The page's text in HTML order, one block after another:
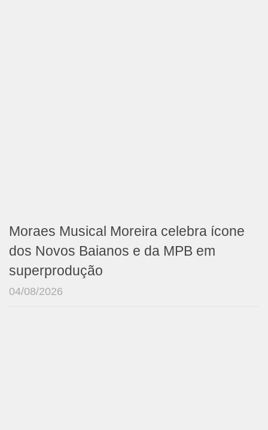
Moraes Musical Moreira celebra ícone
dos Novos Baianos e da MPB em
superprodução
04/08/2026